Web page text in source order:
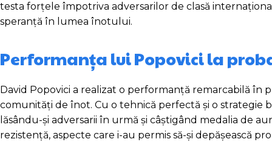
testa forțele împotriva adversarilor de clasă
speranță în lumea înotului.
Performanța lui Popovici la
David Popovici a realizat o performanță remarcabilă
comunități de înot. Cu o tehnică perfectă și o strategie
lăsându-și adversarii în urmă și câștigând medalia de
rezistență, aspecte care i-au permis să-și depășească